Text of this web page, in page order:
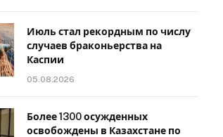
Июль стал рекордным по числу
случаев браконьерства на
Каспии
05.08.2026
Более 1300 осужденных
освобождены в Казахстане по